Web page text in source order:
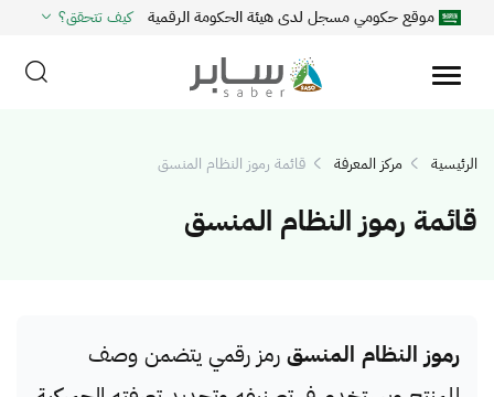
موقع حكومي مسجل لدى هيئة الحكومة الرقمية كيف تتحقق؟
الرئيسية مركز المعرفة قائمة رموز النظام المنسق
قائمة رموز النظام المنسق
رموز النظام المنسق رمز رقمي يتضمن وصف